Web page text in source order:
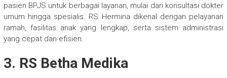
pasien BPJS untuk berbagai layanan, mulai dari konsultasi dokter
umum hingga spesialis. RS Hermina dikenal dengan pelayanan
ramah, fasilitas anak yang lengkap, serta sistem administrasi
yang cepat dan efisien.
3. RS Betha Medika